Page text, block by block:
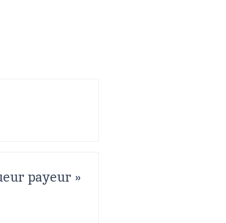
payeur »